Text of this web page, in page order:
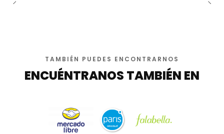
TAMBIÉN PUEDES ENCONTRARNOS
ENCUÉNTRANOS TAMBIÉN EN